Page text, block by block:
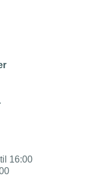
16:00